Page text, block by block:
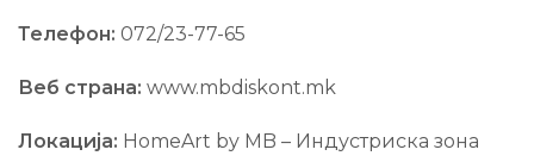
Телефон: 072/23-77-65
Веб страна: www.mbdiskont.mk
Локација: HomeArt by MB – Индустриска зона